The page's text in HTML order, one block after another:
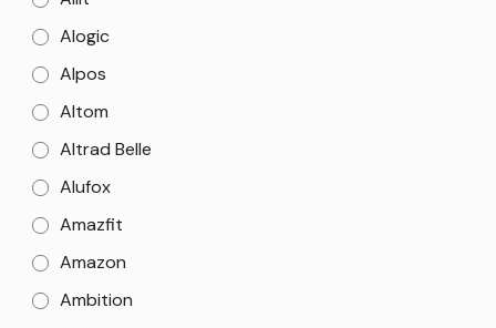
Alogic
Alpos
Altom
Altrad Belle
Alufox
Amazfit
Amazon
Ambition